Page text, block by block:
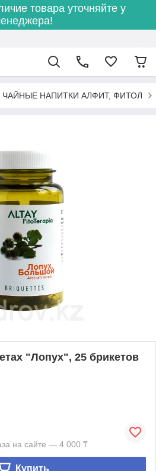
товара уточняйте у
ЧАЙНЫЕ НАПИТКИ АЛФИТ, ФИТОЛ
"Лопух", 25 брикетов
на сайте — 4 000 ₸
Купить